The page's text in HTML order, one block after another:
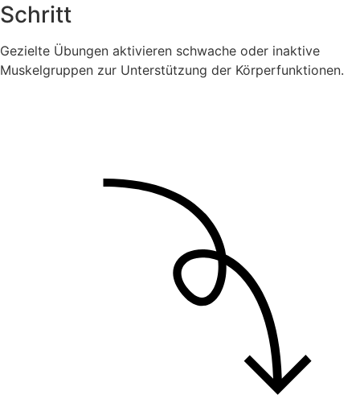
Schritt
Gezielte Übungen aktivieren schwache oder inaktive
Muskelgruppen zur Unterstützung der Körperfunktionen.